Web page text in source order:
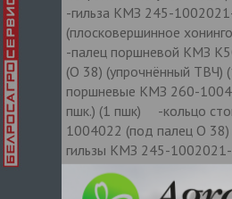
-гильза КМЗ 245-
(плосковершинное
-палец поршневой КМЗ
(O 38) (упрочнённый
поршневые КМЗ 260-
пшк.) (1 пшк) -кольцо
1004022 (под палец O
гильзы КМЗ 245-
уплотнительных 50-
Бренд: КМЗ